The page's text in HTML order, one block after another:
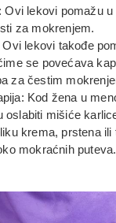
Ovi lekovi pomažu
za mokrenjem.
lekovi takođe
se povećava
za čestim
Kod žena u
oslabiti mišiće
krema, prstena
mokraćnih puteva.